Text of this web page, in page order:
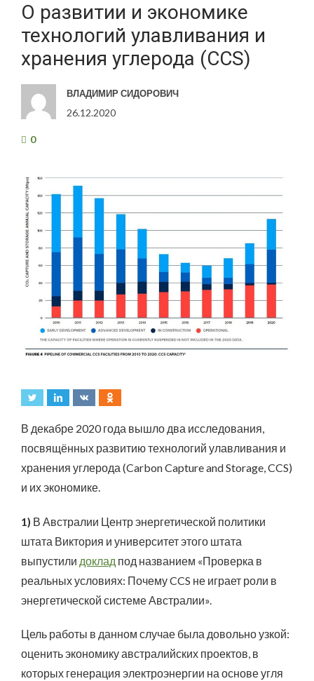
О развитии и экономике
технологий улавливания и
хранения углерода (CCS)
ВЛАДИМИР СИДОРОВИЧ
26.12.2020
0
В декабре 2020 года вышло два исследования,
посвящённых развитию технологий улавливания и
хранения углерода (Carbon Capture and Storage, CCS)
и их экономике.
1) В Австралии Центр энергетической политики
штата Виктория и университет этого штата
выпустили доклад под названием «Проверка в
реальных условиях: Почему CCS не играет роли в
энергетической системе Австралии».
Цель работы в данном случае была довольно узкой:
оценить экономику австралийских проектов, в
которых генерация электроэнергии на основе угля